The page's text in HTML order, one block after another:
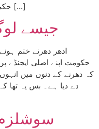
حکمران طبقات کے لیے دکھ، تکلیف اور […]
جیسے
حکومت اپنے اصلی ایجنڈے
کہ دھرنے کے دنوں میں
دے دیا ہے۔ بس یہ تھا